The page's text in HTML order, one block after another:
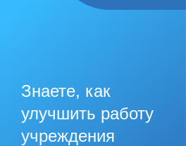
Знаете, как
улучшить работу
учреждения